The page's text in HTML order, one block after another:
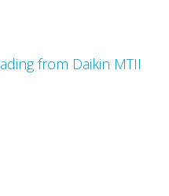
from Daikin MTII